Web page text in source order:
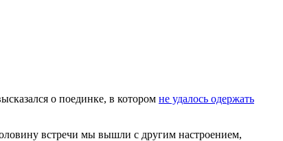
о поединке, в котором не удалось одержать
встречи мы вышли с другим настроением,